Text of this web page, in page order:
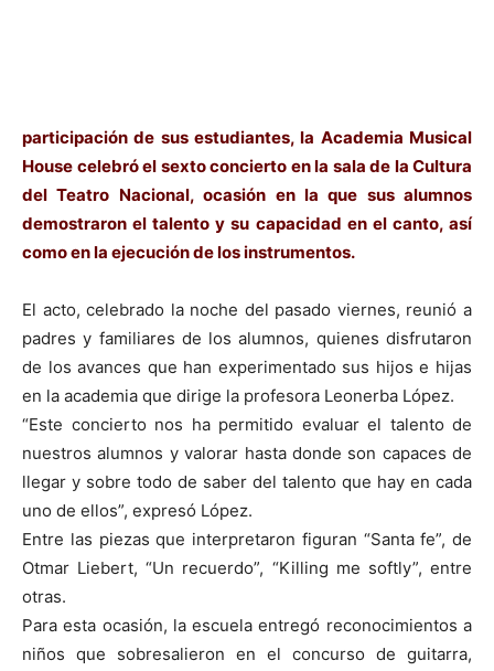
participación de sus estudiantes, la Academia Musical
House celebró el sexto concierto en la sala de la Cultura
del Teatro Nacional, ocasión en la que sus alumnos
demostraron el talento y su capacidad en el canto, así
como en la ejecución de los instrumentos.
El acto, celebrado la noche del pasado viernes, reunió a
padres y familiares de los alumnos, quienes disfrutaron
de los avances que han experimentado sus hijos e hijas
en la academia que dirige la profesora Leonerba López.
“Este concierto nos ha permitido evaluar el talento de
nuestros alumnos y valorar hasta donde son capaces de
llegar y sobre todo de saber del talento que hay en cada
uno de ellos”, expresó López.
Entre las piezas que interpretaron figuran “Santa fe”, de
Otmar Liebert, “Un recuerdo”, “Killing me softly”, entre
otras.
Para esta ocasión, la escuela entregó reconocimientos a
niños que sobresalieron en el concurso de guitarra,